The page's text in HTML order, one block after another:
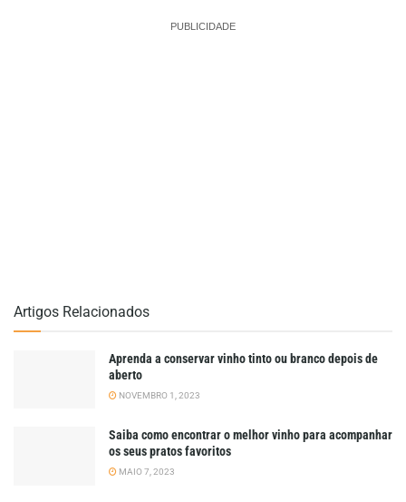
PUBLICIDADE
Artigos Relacionados
Aprenda a conservar vinho tinto ou branco depois de
aberto
NOVEMBRO 1, 2023
Saiba como encontrar o melhor vinho para acompanhar
os seus pratos favoritos
MAIO 7, 2023